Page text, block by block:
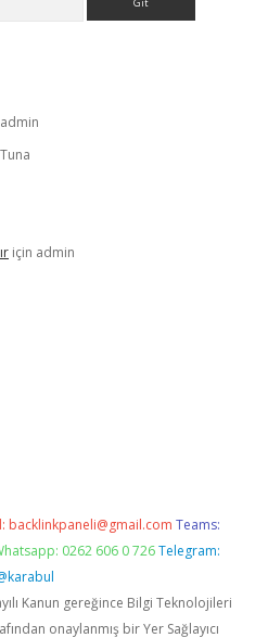
admin
Tuna
için admin
backlinkpaneli@gmail.com Teams:
0262 606 0 726 Telegram:
Kanun gereğince Bilgi Teknolojileri
onaylanmış bir Yer Sağlayıcı